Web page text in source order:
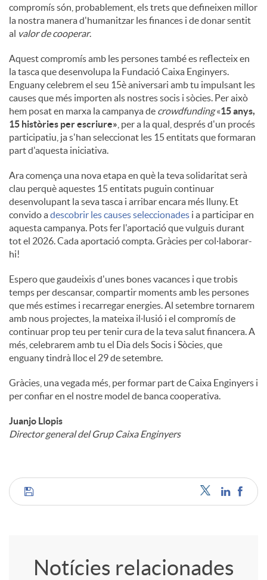
compromís són, probablement, els trets que defineixen millor
la nostra manera d'humanitzar les finances i de donar sentit
al valor de cooperar.
Aquest compromís amb les persones també es reflecteix en
la tasca que desenvolupa la Fundació Caixa Enginyers.
Enguany celebrem el seu 15è aniversari amb tu impulsant les
causes que més importen als nostres socis i sòcies. Per això
hem posat en marxa la campanya de crowdfunding«15 anys,
15 històries per escriure» , per a la qual, després d'un procés
participatiu, ja s'han seleccionat les 15 entitats que formaran
part d'aquesta iniciativa.
Ara comença una nova etapa en què la teva solidaritat serà
clau perquè aquestes 15 entitats puguin continuar
desenvolupant la seva tasca i arribar encara més lluny. Et
convido adescobrir les causes seleccionades i a participar en
aquesta campanya. Pots fer l'aportació que vulguis durant
tot el 2026. Cada aportació compta. Gràcies per col·laborar-
hi!
Espero que gaudeixis d'unes bones vacances i que trobis
temps per descansar, compartir moments amb les persones
que més estimes i recarregar energies. Al setembre tornarem
amb nous projectes, la mateixa il·lusió i el compromís de
continuar prop teu per tenir cura de la teva salut financera. A
més, celebrarem amb tu el Dia dels Socis i Sòcies, que
enguany tindrà lloc el 29 de setembre.
Gràcies, una vegada més, per formar part de Caixa Enginyers i
per confiar en el nostre model de banca cooperativa.
Juanjo Llopis
Director general del Grup Caixa Enginyers
C
Notícies relacionades